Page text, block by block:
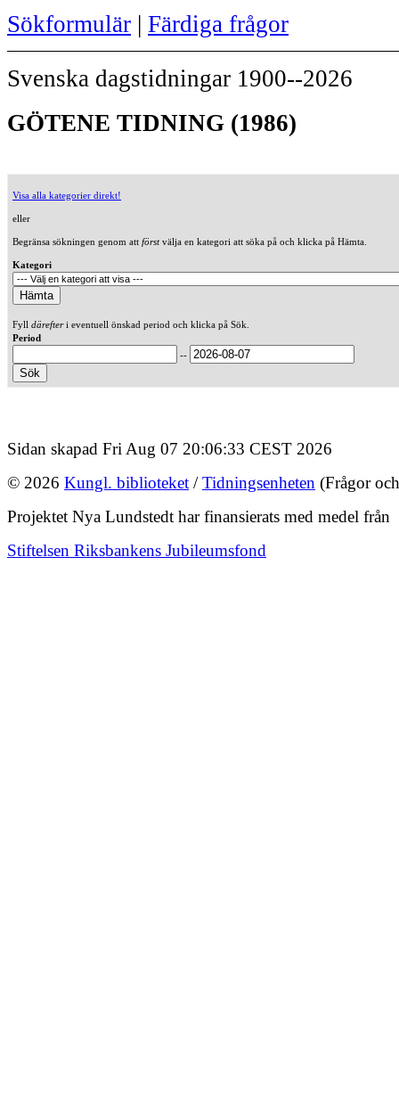
Sökformulär | Färdiga frågor
Svenska dagstidningar 1900--2026
GÖTENE TIDNING (1986)
Visa alla kategorier direkt!
eller
Begränsa sökningen genom att förstvälja en kategori att söka på och klicka på Hämta.
Kategori
Fyll därefteri eventuell önskad period och klicka på Sök.
Period
--
Sidan skapad Fri Aug 07 20:06:33 CEST 2026
© 2026 Kungl. biblioteket /Tidningsenheten (Frågor
Projektet Nya Lundstedt har finansierats med medel från
Stiftelsen Riksbankens Jubileumsfond